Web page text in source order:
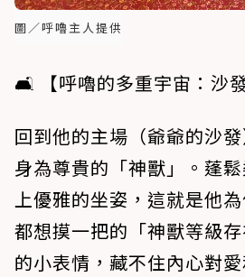
圖／呼嚕主人提供
🛋️ 【呼嚕的多重宇宙：沙發
回到他的主場（爺爺的沙
身為尊貴的「神獸」。蓬
上優雅的坐姿，這就是他
都想摸一把的「神獸等級
的小表情，藏不住內心對